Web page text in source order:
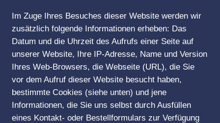
Im Zuge Ihres Besuches dieser Website werden wir
zusätzlich folgende Informationen erheben: Das
Datum und die Uhrzeit des Aufrufs einer Seite auf
unserer Website, Ihre IP-Adresse, Name und Version
Ihres Web-Browsers, die Webseite (URL), die Sie
vor dem Aufruf dieser Website besucht haben,
bestimmte Cookies (siehe unten) und jene
Informationen, die Sie uns selbst durch Ausfüllen
eines Kontakt- oder Bestellformulars zur Verfügung